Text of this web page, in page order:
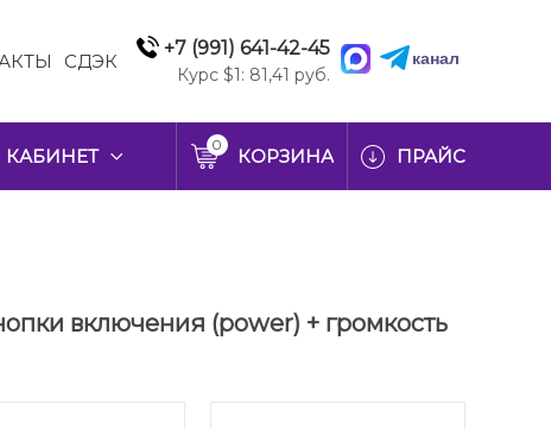
СДЭК
+7 (991) 641-42-45
Курс $1: 81,41 руб.
канал
0
КОРЗИНА ПРАЙС
включения (power) + громкость